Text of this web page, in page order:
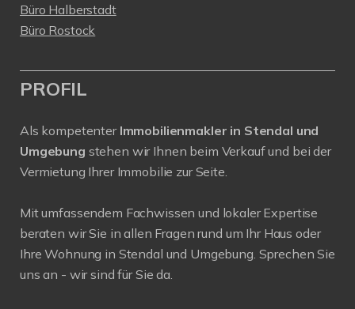
Büro Halberstadt
Büro Rostock
PROFIL
Als kompetenter Immobilienmakler in Stendal und
Umgebung stehen wir Ihnen beim Verkauf und bei der
Vermietung Ihrer Immobilie zur Seite.
Mit umfassendem Fachwissen und lokaler Expertise
beraten wir Sie in allen Fragen rund um Ihr Haus oder
Ihre Wohnung in Stendal und Umgebung. Sprechen Sie
uns an - wir sind für Sie da.